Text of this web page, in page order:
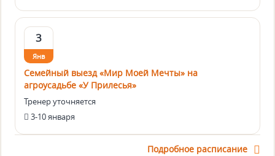
3
Янв
Семейный выезд «Мир Моей Мечты» на
агроусадьбе «У Прилесья»
Тренер уточняется
3-10 января
Подробное расписание